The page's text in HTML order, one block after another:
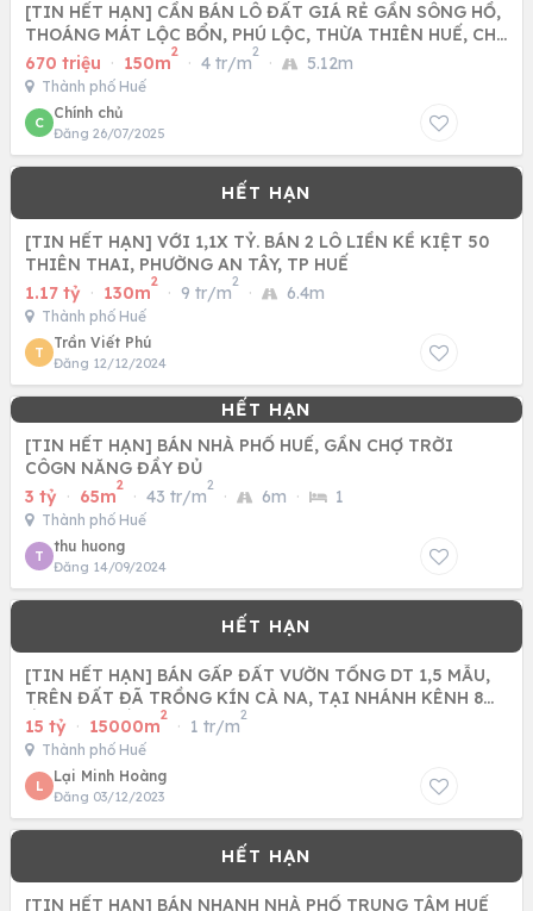
[TIN HẾT HẠN] CẦN BÁN LÔ ĐẤT GIÁ RẺ GẦN SÔNG HỒ,
THOÁNG MÁT LỘC BỔN, PHÚ LỘC, THỪA THIÊN HUẾ, CHỈ
670TR
670 triệu · 150m
2
· 4 tr/m
2
· 5.12m
Thành phố Huế
C
Chính chủ
Đăng 26/07/2025
[TIN HẾT HẠN] VỚI 1,1X TỶ. BÁN 2 LÔ LIỀN KỀ KIỆT 50
THIÊN THAI, PHƯỜNG AN TÂY, TP HUẾ
1.17 tỷ · 130m
2
· 9 tr/m
2
· 6.4m
Thành phố Huế
T
Trần Viết Phú
Đăng 12/12/2024
[TIN HẾT HẠN] BÁN NHÀ PHỐ HUẾ, GẦN CHỢ TRỜI
CÔGN NĂNG ĐẦY ĐỦ
3 tỷ · 65m
2
· 43 tr/m
2
· 6m · 1
Thành phố Huế
T
thu huong
Đăng 14/09/2024
[TIN HẾT HẠN] BÁN GẤP ĐẤT VƯỜN TỔNG DT 1,5 MẪU,
TRÊN ĐẤT ĐÃ TRỒNG KÍN CÀ NA, TẠI NHÁNH KÊNH 8
ẤP XÓM HUẾ - XÃ TÂN
15 tỷ · 15000m
2
· 1 tr/m
2
Thành phố Huế
L
Lại Minh Hoàng
Đăng 03/12/2023
[TIN HẾT HẠN] BÁN NHANH NHÀ PHỐ TRUNG TÂM HUẾ